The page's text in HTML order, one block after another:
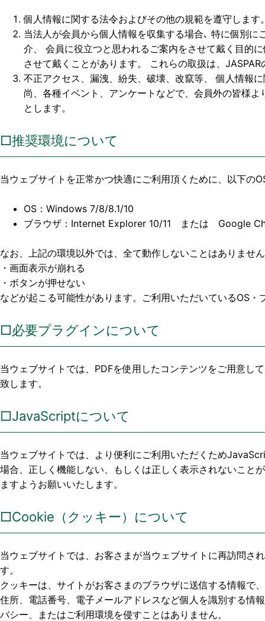
個人情報に関する法令およびその他の規範を遵守します
当法人が会員から個人情報を収集する場合､ 特に個別
介、 会員に役立つと思われるご案内をさせて戴く目的
させて戴くことがあります。 これらの取扱は、
不正アクセス、漏洩、紛失、破壊、改竄等、 個人情報
尚、各種イベント、アンケートなどで、会員外の皆様
とします。
□推奨環境について
当ウェブサイトを正常かつ快適にご利用頂くために、以下の
OS：Windows 7/8/8.1/10
ブラウザ：Internet Explorer 10/11 または Google
なお、上記の環境以外では、全て動作しないことはありませ
・画面表示が崩れる
・ボタンが押せない
などが起こる可能性があります。ご利用いただいているOS
□必要プラグインについて
当ウェブサイトでは、PDFを使用したコンテンツをご用意し
致します。
□JavaScriptについて
当ウェブサイトでは、より便利にご利用いただくため
場合、正しく機能しない、もしくは正しく表示されないこ
ますようお願いいたします。
□Cookie（クッキー）について
当ウェブサイトでは、お客さまが当ウェブサイトに再訪問さ
す。
クッキーは、サイトがお客さまのブラウザに送信する情報で
住所、電話番号、電子メールアドレスなど個人を識別する情
バシー、またはご利用環境を侵すことはありません。